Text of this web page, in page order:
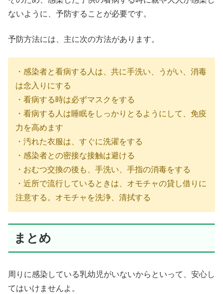
ないように、予防することが必要です。
予防方法には、主に次の方法があります。
・感染者と看病する人は、共に手洗い、うがい、消毒
は念入りにする
・看病する時は必ずマスクをする
・看病する人は睡眠をしっかりとるようにして、免疫
力を高めます
・汚れた衣服は、すぐに洗濯をする
・感染者との密接な接触は避ける
・おむつ交換の後も、手洗い、手指の消毒をする
・近所で流行しているときは、オモチャの貸し借りに
注意する。オモチャを洗浄、清拭する
まとめ
周りに感染している乳幼児がいないからといって、安心し
てはいけませんよ。